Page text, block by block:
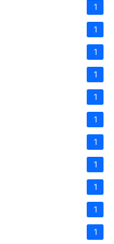
1
1
1
1
1
1
1
1
1
1
1